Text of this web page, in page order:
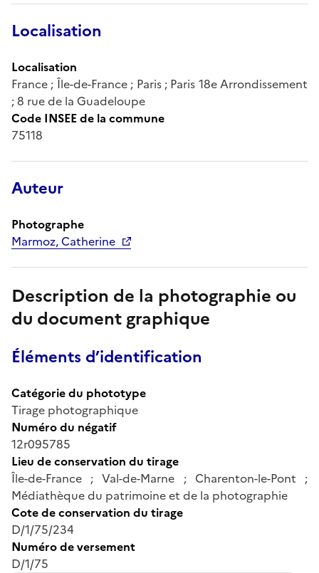
Localisation
Localisation
France ; Île-de-France ; Paris ; Paris 18e Arrondissement
; 8 rue de la Guadeloupe
Code INSEE de la commune
75118
Auteur
Photographe
Marmoz, Catherine
Description de la photographie ou
du document graphique
Éléments d’identification
Catégorie du phototype
Tirage photographique
Numéro du négatif
12r095785
Lieu de conservation du tirage
Île-de-France ; Val-de-Marne ; Charenton-le-Pont ;
Médiathèque du patrimoine et de la photographie
Cote de conservation du tirage
D/1/75/234
Numéro de versement
D/1/75